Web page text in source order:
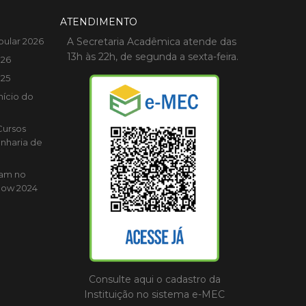
2026
do
de
no
2024
ATENDIMENTO
A Secretaria Acadêmica atende das
13h às 22h, de segunda a sexta-feira.
Consulte aqui o cadastro da
Instituição no sistema e-MEC